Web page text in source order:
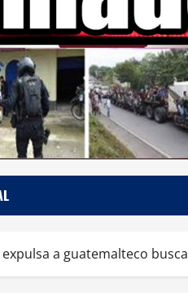
a guatemalteco